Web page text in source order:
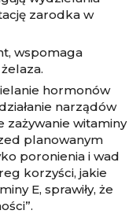
zarodka w
wspomaga
hormonów
narządów
zażywanie witaminy
planowanym
poronienia i wad
korzyści, jakie
E, sprawiły, że